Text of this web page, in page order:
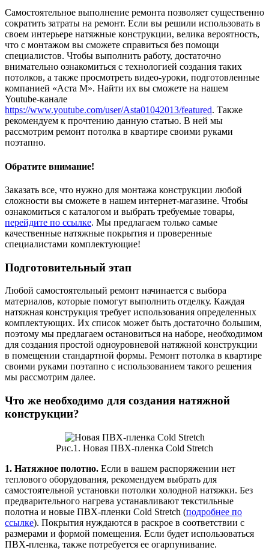
Самостоятельное выполнение ремонта позволяет существенно
сократить затраты на ремонт. Если вы решили использовать в
своем интерьере натяжные конструкции, велика вероятность,
что с монтажом вы сможете справиться без помощи
специалистов. Чтобы выполнить работу, достаточно
внимательно ознакомиться с технологией создания таких
потолков, а также просмотреть видео-уроки, подготовленные
компанией «Аста М». Найти их вы сможете на нашем
Youtube-канале
https://www.youtube.com/user/Asta01042013/featured. Также
рекомендуем к прочтению данную статью. В ней мы
рассмотрим ремонт потолка в квартире своими руками
поэтапно.
Обратите внимание!
Заказать все, что нужно для монтажа конструкции любой
сложности вы сможете в нашем интернет-магазине. Чтобы
ознакомиться с каталогом и выбрать требуемые товары,
перейдите по ссылке. Мы предлагаем только самые
качественные натяжные покрытия и проверенные
специалистами комплектующие!
Подготовительный этап
Любой самостоятельный ремонт начинается с выбора
материалов, которые помогут выполнить отделку. Каждая
натяжная конструкция требует использования определенных
комплектующих. Их список может быть достаточно большим,
поэтому мы предлагаем остановиться на наборе, необходимом
для создания простой одноуровневой натяжной конструкции
в помещении стандартной формы. Ремонт потолка в квартире
своими руками поэтапно с использованием такого решения
мы рассмотрим далее.
Что же необходимо для создания натяжной
конструкции?
Рис.1. Новая ПВХ-пленка Cold Stretch
1. Натяжное полотно. Если в вашем распоряжении нет
теплового оборудования, рекомендуем выбрать для
самостоятельной установки потолки холодной натяжки. Без
предварительного нагрева устанавливают текстильные
полотна и новые ПВХ-пленки Cold Stretch (подробнее по
ссылке). Покрытия нуждаются в раскрое в соответствии с
размерами и формой помещения. Если будет использоваться
ПВХ-пленка, также потребуется ее огарпунивание.